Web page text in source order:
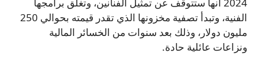
الفنية، وتبدأ تصفية مخزونها الذي تقدر قيمته بحوالي 250
مليون دولار، وذلك بعد سنوات من الخسائر المالية
ونزاعات عائلية حادة.